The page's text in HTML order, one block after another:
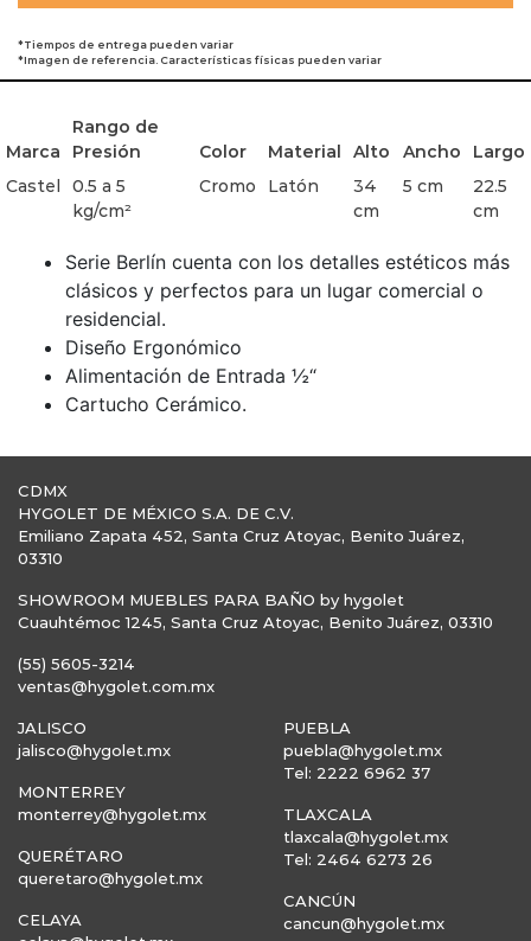
*Tiempos de entrega pueden variar
*Imagen de referencia. Características físicas pueden variar
Marca
Rango de
Presión
Color Material Alto Ancho
Largo
Castel
0.5 a 5
kg/cm²
Cromo Latón
34
cm
5 cm
22.5
cm
Serie Berlín cuenta con los detalles estéticos más
clásicos y perfectos para un lugar comercial o
residencial.
Diseño Ergonómico
Alimentación de Entrada ½“
Cartucho Cerámico.
CDMX
HYGOLET DE MÉXICO S.A. DE C.V.
Emiliano Zapata 452, Santa Cruz Atoyac, Benito Juárez,
03310
SHOWROOM MUEBLES PARA BAÑO by hygolet
Cuauhtémoc 1245, Santa Cruz Atoyac, Benito Juárez, 03310
(55) 5605-3214
ventas@hygolet.com.mx
JALISCO
jalisco@hygolet.mx
MONTERREY
monterrey@hygolet.mx
QUERÉTARO
queretaro@hygolet.mx
CELAYA
PUEBLA
puebla@hygolet.mx
Tel: 2222 6962 37
TLAXCALA
tlaxcala@hygolet.mx
Tel: 2464 6273 26
CANCÚN
cancun@hygolet.mx